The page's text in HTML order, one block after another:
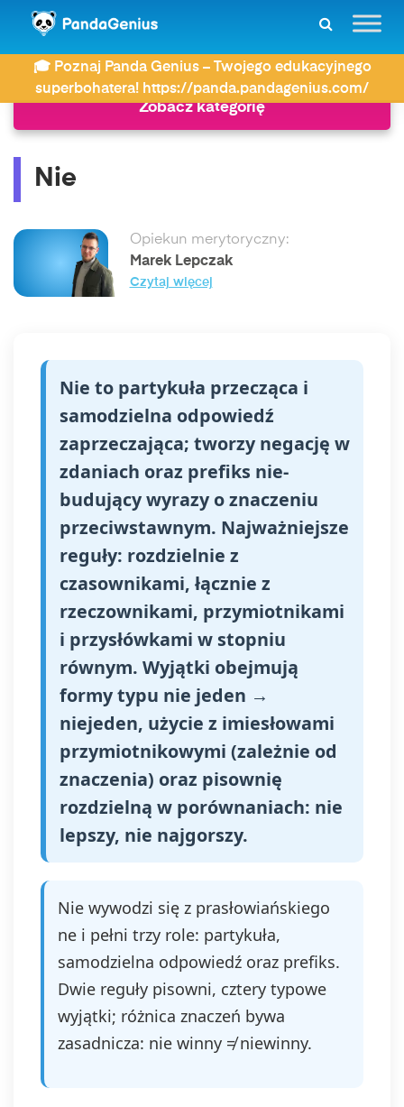
🎓 Poznaj Panda Genius – Twojego edukacyjnego
superbohatera! https://panda.pandagenius.com/
ZDAY Słownik Nie
Zobacz kategorię
Nie
Opiekun merytoryczny:
Marek Lepczak
Czytaj więcej
Nie to partykuła przecząca i
samodzielna odpowiedź
zaprzeczająca; tworzy negację w
zdaniach oraz prefiks nie-
budujący wyrazy o znaczeniu
przeciwstawnym. Najważniejsze
reguły: rozdzielnie z
czasownikami, łącznie z
rzeczownikami, przymiotnikami
i przysłówkami w stopniu
równym. Wyjątki obejmują
formy typu nie jeden →
niejeden, użycie z imiesłowami
przymiotnikowymi (zależnie od
znaczenia) oraz pisownię
rozdzielną w porównaniach: nie
lepszy, nie najgorszy.
Nie wywodzi się z prasłowiańskiego
ne i pełni trzy role: partykuła,
samodzielna odpowiedź oraz prefiks.
Dwie reguły pisowni, cztery typowe
wyjątki; różnica znaczeń bywa
zasadnicza: nie winny ≠ niewinny.